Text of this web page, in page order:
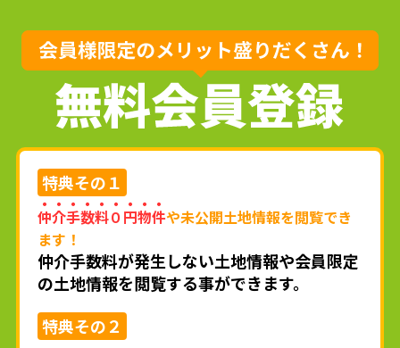
特典その１
仲介手数料０円物件や未公開土地情報を閲覧でき
ます！
仲介手数料が発生しない土地情報や会員限定
の土地情報を閲覧する事ができます。
特典その２